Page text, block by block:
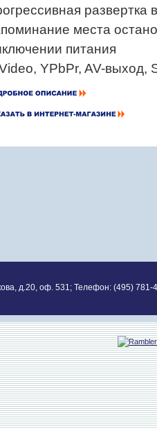
развертка
места
питания
YPbPr, AV-выход,
д.20, оф. 531; Телефон: (495)